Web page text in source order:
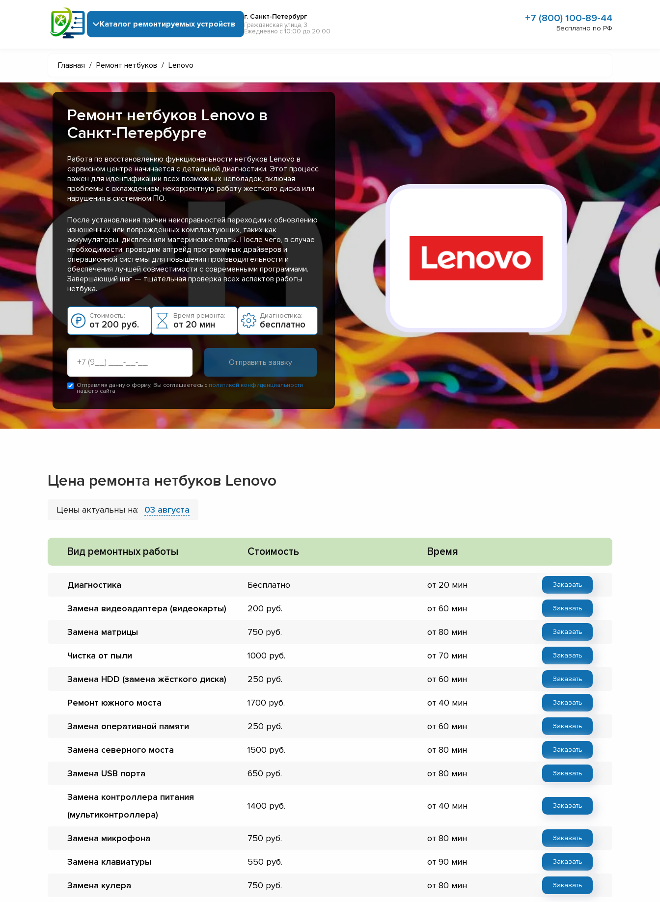
Каталог ремонтируемых устройств
г. Санкт-Петербург
Гражданская улица, 3
Ежедневно с 10:00 до 20:00
+7 (800) 100-89-44
Бесплатно по РФ
Главная / Ремонт нетбуков / Lenovo
Ремонт нетбуков Lenovo в
Санкт-Петербурге
Работа по восстановлению функциональности нетбуков Lenovo в
сервисном центре начинается с детальной диагностики. Этот процесс
важен для идентификации всех возможных неполадок, включая
проблемы с охлаждением, некорректную работу жесткого диска или
нарушения в системном ПО.
После установления причин неисправностей переходим к обновлению
изношенных или поврежденных комплектующих, таких как
аккумуляторы, дисплеи или материнские платы. После чего, в случае
необходимости, проводим апгрейд программных драйверов и
операционной системы для повышения производительности и
обеспечения лучшей совместимости с современными программами.
Завершающий шаг — тщательная проверка всех аспектов работы
нетбука.
Стоимость:
от 200 руб.
Время ремонта:
от 20 мин
Диагностика:
бесплатно
Отправляя данную форму, Вы соглашаетесь с политикой конфиденциальности
нашего сайта
Цена ремонта нетбуков Lenovo
Цены актуальны на: 03 августа
Вид ремонтных работы Стоимость Время
Диагностика Бесплатно от 20 мин Заказать
Замена видеоадаптера (видеокарты) 200 от 60 мин Заказать
Замена матрицы 750 от 80 мин Заказать
Чистка от пыли 1000 от 70 мин Заказать
Замена HDD (замена жёсткого диска) 250 от 60 мин Заказать
Ремонт южного моста 1700 от 40 мин Заказать
Замена оперативной памяти 250 от 60 мин Заказать
Замена северного моста 1500 от 80 мин Заказать
Замена USB порта 650 от 80 мин Заказать
Замена контроллера питания
(мультиконтроллера)
1400 от 40 мин Заказать
Замена микрофона 750 от 80 мин Заказать
Замена клавиатуры 550 от 90 мин Заказать
Замена кулера 750 от 80 мин Заказать